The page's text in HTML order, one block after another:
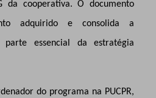
da cooperativa. O documento
adquirido e consolida a
parte essencial da estratégia
do programa na PUCPR,